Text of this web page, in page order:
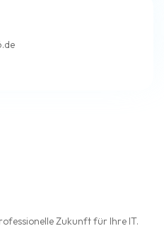
Zukunft für Ihre IT.